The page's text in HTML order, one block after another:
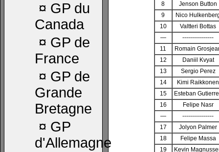
¤ GP du
Canada
¤ GP de
France
¤ GP de
Grande
Bretagne
¤ GP
d'Allemagne
8
Jenson Button
9
Nico
10
Valtteri Bottas
—
----------------
11
Romain
12
Daniil Kvyat
13
Sergio Perez
14
Kimi Raikkonen
15
Esteban
16
Felipe Nasr
—
----------------
17
Jolyon Palmer
18
Felipe Massa
19
Kevin